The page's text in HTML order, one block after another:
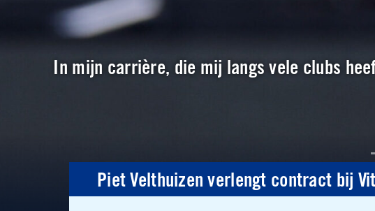
In mijn carrière, die mij langs vele clubs
Piet Velthuizen verlengt contract bij